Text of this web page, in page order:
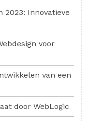
2023: Innovatieve
voor
van een
door WebLogic